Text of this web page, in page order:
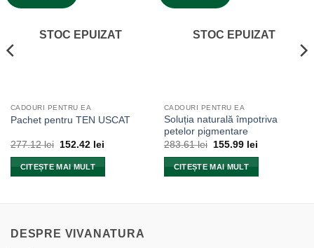
STOC EPUIZAT
CADOURI PENTRU EA
Pachet pentru TEN USCAT
277.12lei
Prețul
a
fost:
277.12 lei.
152.42 leiPrețul
CITEȘTE MAI MULT
STOC EPUIZAT
CADOURI PENTRU EA
Soluția naturală împotriva
petelor pigmentare
283.61lei
Prețul
a
fost:
283.61 lei.
155.99 leiPrețul
CITEȘTE MAI MULT
DESPRE VIVANATURA